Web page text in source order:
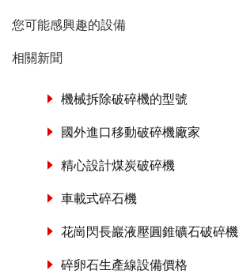
您可能感興趣的設備
相關新聞
機械拆除破碎機的型號
國外進口移動破碎機廠家
精心設計煤炭破碎機
車載式碎石機
花崗閃長巖液壓圓錐礦石破碎機
碎卵石生產線設備價格